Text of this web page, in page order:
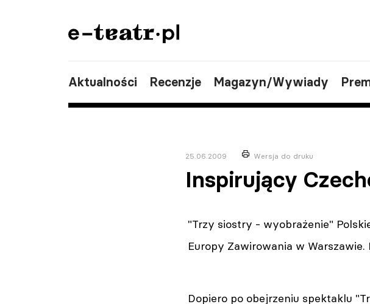
Aktualności Recenzje Magazyn/Wywiady
25.06.2009 Wersja do druku
Inspirujący
"Trzy siostry - wyobrażenie"
Europy Zawirowania w
Dopiero po obejrzeniu spektaklu